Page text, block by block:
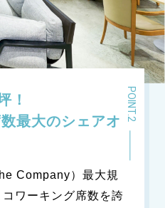
！
最大のシェアオ
Company）最大規
ワーキング席数を誇